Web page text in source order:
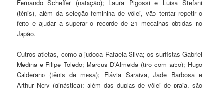
Fernando Scheffer (natação); Laura Pigossi e Luisa Stefani
(tênis), além da seleção feminina de vôlei, vão tentar repetir o
feito e ajudar a superar o recorde de 21 medalhas obtidas no
Japão.
Outros atletas, como a judoca Rafaela Silva; os surfistas Gabriel
Medina e Filipe Toledo; Marcus D’Almeida (tiro com arco); Hugo
Calderano (tênis de mesa); Flávia Saraiva, Jade Barbosa e
Arthur Nory (ginástica); além das duplas de vôlei de praia, são